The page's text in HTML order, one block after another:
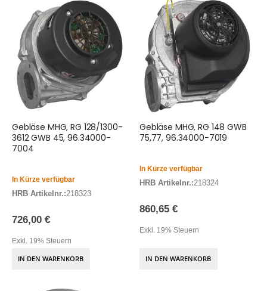
Gebläse MHG, RG 128/1300-
3612 GWB 45, 96.34000-
7004
In Kürze verfügbar
HRB Artikelnr.:218323
726,00 €
Exkl. 19% Steuern
IN DEN WARENKORB
Gebläse MHG, RG 148 GWB
75,77, 96.34000-7019
In Kürze verfügbar
HRB Artikelnr.:218324
860,65 €
Exkl. 19% Steuern
IN DEN WARENKORB